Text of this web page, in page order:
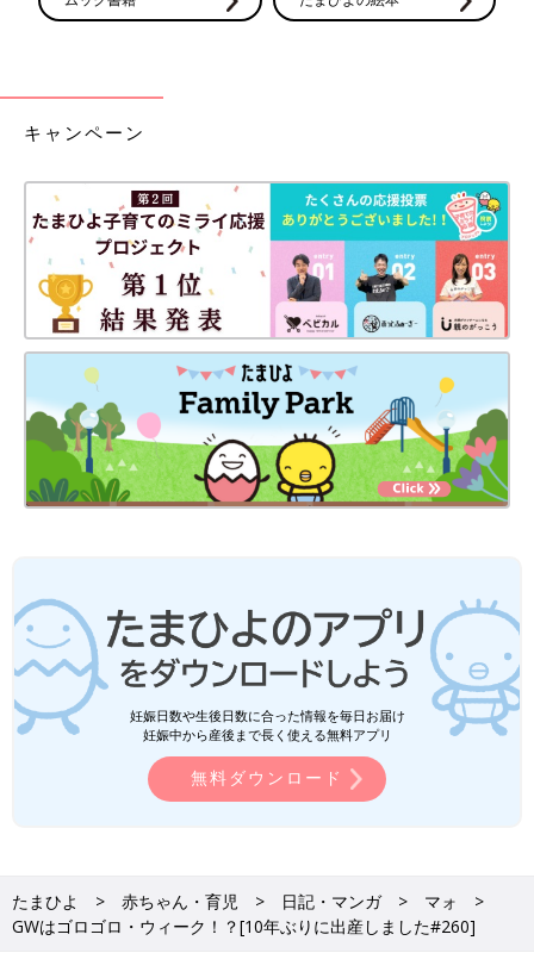
キャンペーン
妊娠日数や生後日数に合った情報を毎日お届け
妊娠中から産後まで長く使える無料アプリ
無料ダウンロード
たまひよ 赤ちゃん・育児 日記・マンガ
マォ
GWはゴロゴロ・ウィーク！？[10年ぶりに出産しました#260]